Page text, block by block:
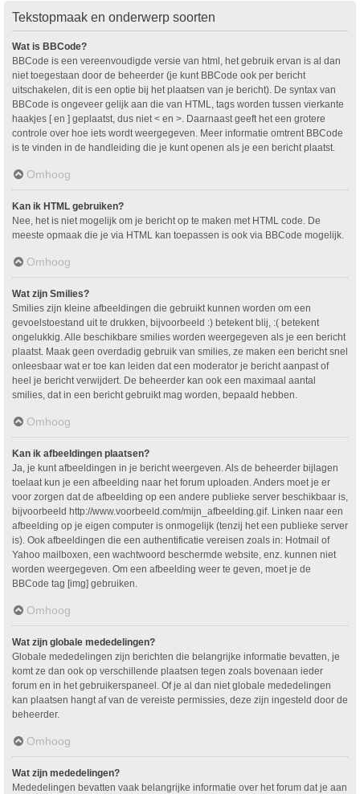
Tekstopmaak en onderwerp soorten
Wat is BBCode?
BBCode is een vereenvoudigde versie van html, het gebruik ervan is al dan
niet toegestaan door de beheerder (je kunt BBCode ook per bericht
uitschakelen, dit is een optie bij het plaatsen van je bericht). De syntax van
BBCode is ongeveer gelijk aan die van HTML, tags worden tussen vierkante
haakjes [ en ] geplaatst, dus niet < en >. Daarnaast geeft het een grotere
controle over hoe iets wordt weergegeven. Meer informatie omtrent BBCode
is te vinden in de handleiding die je kunt openen als je een bericht plaatst.
Omhoog
Kan ik HTML gebruiken?
Nee, het is niet mogelijk om je bericht op te maken met HTML code. De
meeste opmaak die je via HTML kan toepassen is ook via BBCode mogelijk.
Omhoog
Wat zijn Smilies?
Smilies zijn kleine afbeeldingen die gebruikt kunnen worden om een
gevoelstoestand uit te drukken, bijvoorbeeld :) betekent blij, :( betekent
ongelukkig. Alle beschikbare smilies worden weergegeven als je een bericht
plaatst. Maak geen overdadig gebruik van smilies, ze maken een bericht snel
onleesbaar wat er toe kan leiden dat een moderator je bericht aanpast of
heel je bericht verwijdert. De beheerder kan ook een maximaal aantal
smilies, dat in een bericht gebruikt mag worden, bepaald hebben.
Omhoog
Kan ik afbeeldingen plaatsen?
Ja, je kunt afbeeldingen in je bericht weergeven. Als de beheerder bijlagen
toelaat kun je een afbeelding naar het forum uploaden. Anders moet je er
voor zorgen dat de afbeelding op een andere publieke server beschikbaar is,
bijvoorbeeld http://www.voorbeeld.com/mijn_afbeelding.gif. Linken naar een
afbeelding op je eigen computer is onmogelijk (tenzij het een publieke server
is). Ook afbeeldingen die een authentificatie vereisen zoals in: Hotmail of
Yahoo mailboxen, een wachtwoord beschermde website, enz. kunnen niet
worden weergegeven. Om een afbeelding weer te geven, moet je de
BBCode tag [img] gebruiken.
Omhoog
Wat zijn globale mededelingen?
Globale mededelingen zijn berichten die belangrijke informatie bevatten, je
komt ze dan ook op verschillende plaatsen tegen zoals bovenaan ieder
forum en in het gebruikerspaneel. Of je al dan niet globale mededelingen
kan plaatsen hangt af van de vereiste permissies, deze zijn ingesteld door de
beheerder.
Omhoog
Wat zijn mededelingen?
Mededelingen bevatten vaak belangrijke informatie over het forum dat je aan